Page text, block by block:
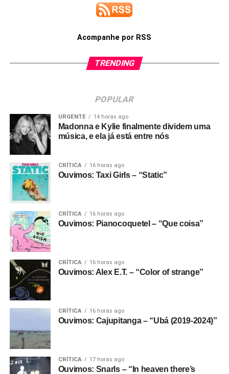
Acompanhe por RSS
TRENDING
POPULAR
URGENTE 14 horas ago
Madonna e Kylie finalmente dividem uma
música, e ela já está entre nós
CRÍTICA 16 horas ago
Ouvimos: Taxi Girls – “Static”
CRÍTICA 16 horas ago
Ouvimos: Pianocoquetel – “Que coisa”
CRÍTICA 16 horas ago
Ouvimos: Alex E.T. – “Color of strange”
CRÍTICA 16 horas ago
Ouvimos: Cajupitanga – “Ubá (2019-2024)”
CRÍTICA 17 horas ago
Ouvimos: Snarls – “In heaven there’s